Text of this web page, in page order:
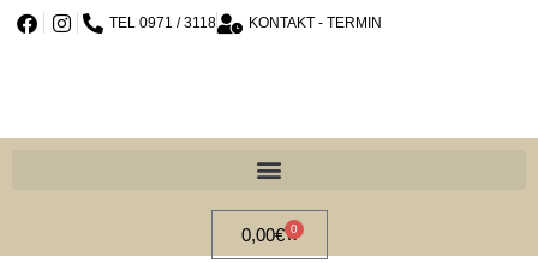
TEL 0971 / 3118 KONTAKT - TERMIN
0,00€ 0